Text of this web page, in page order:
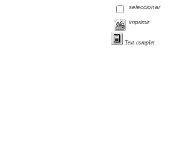
seleccionar
imprimir
Text complet